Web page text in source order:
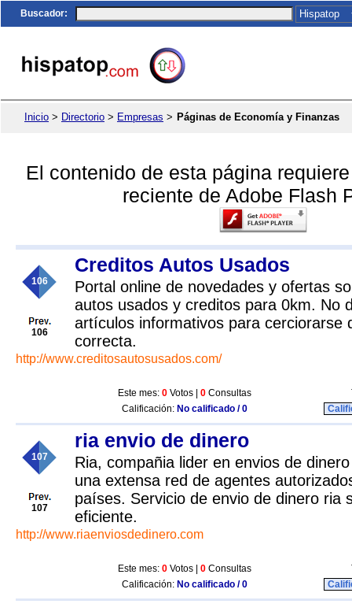
Buscador:
Inicio > Directorio > Empresas > Páginas de Economía y Finanzas
El contenido de esta página
reciente de Adobe Flash
106
106
Creditos Autos Usados
Portal online de novedades y ofertas
autos usados y creditos para 0km. No
artículos informativos para cerciorarse
correcta.
http://www.creditosautosusados.com/
Este mes: 0 Votos | 0 Consultas
Calificación: No calificado / 0
107
107
ria envio de dinero
Ria, compañia lider en envios de
una extensa red de agentes
países. Servicio de envio de dinero ria
eficiente.
http://www.riaenviosdedinero.com
Este mes: 0 Votos | 0 Consultas
Calificación: No calificado / 0